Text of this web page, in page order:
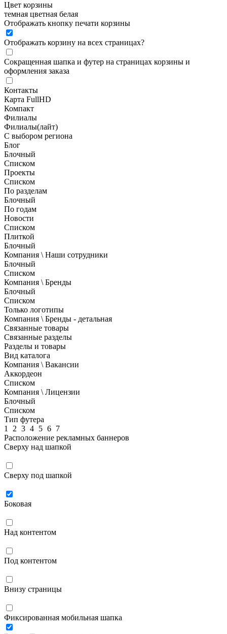
Цвет корзины
темная цветная белая
Отображать кнопку печати корзины
Отображать корзину на всех страницах?
Сокращенная шапка и футер на страницах корзины и
оформления заказа
Контакты
Карта FullHD
Компакт
Филиалы
Филиалы(лайт)
С выбором региона
Блог
Блочный
Списком
Проекты
Списком
По разделам
Блочный
По годам
Новости
Списком
Плиткой
Блочный
Компания \ Наши сотрудники
Блочный
Списком
Компания \ Бренды
Блочный
Списком
Только логотипы
Компания \ Бренды - детальная
Связанные товары
Связанные разделы
Разделы и товары
Вид каталога
Компания \ Вакансии
Аккордеон
Списком
Компания \ Лицензии
Блочный
Списком
Тип футера
1
2 3 4 5 6 7
Расположение рекламных баннеров
Сверху над шапкой
Сверху под шапкой
Боковая
Над контентом
Под контентом
Внизу страницы
Фиксированная мобильная шапка